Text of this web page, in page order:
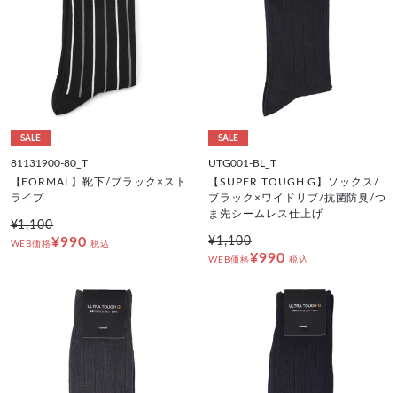
SALE
81131900-80_T
【FORMAL】靴下/ブラック×スト
ライプ
¥1,100
WEB価格¥990 税込
SALE
UTG001-BL_T
【SUPER TOUGH G】ソックス/
ブラック×ワイドリブ/抗菌防臭/つ
ま先シームレス仕上げ
¥1,100
WEB価格¥990 税込